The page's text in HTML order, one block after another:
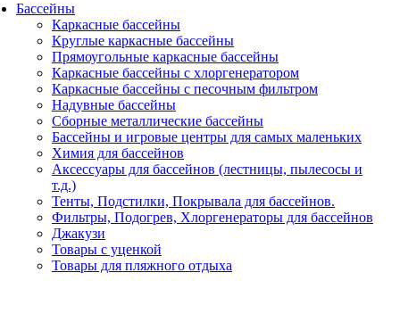
Бассейны
Каркасные бассейны
Круглые каркасные бассейны
Прямоугольные каркасные бассейны
Каркасные бассейны с хлоргенератором
Каркасные бассейны с песочным фильтром
Надувные бассейны
Сборные металлические бассейны
Бассейны и игровые центры для самых маленьких
Химия для бассейнов
Аксессуары для бассейнов (лестницы, пылесосы и
т.д.)
Тенты, Подстилки, Покрывала для бассейнов.
Фильтры, Подогрев, Хлоргенераторы для бассейнов
Джакузи
Товары с уценкой
Товары для пляжного отдыха